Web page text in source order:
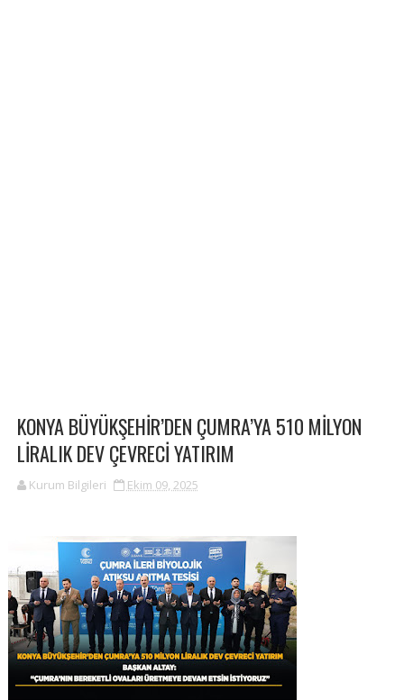
KONYA BÜYÜKŞEHİR’DEN ÇUMRA’YA 510 MİLYON
LİRALIK DEV ÇEVRECİ YATIRIM
Kurum Bilgileri Ekim 09, 2025